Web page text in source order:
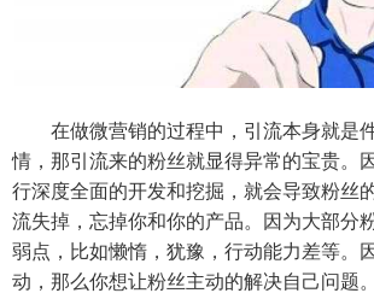
在做微营销的过程中，引流本身就是
情，那引流来的粉丝就显得异常的宝贵。
行深度全面的开发和挖掘，就会导致粉丝
流失掉，忘掉你和你的产品。因为大部分
弱点，比如懒惰，犹豫，行动能力差等。
动，那么你想让粉丝主动的解决自己问题